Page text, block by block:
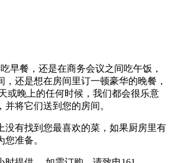
早餐，还是在商务会议之间吃午饭，
，还是想在房间里订一顿豪华的晚餐，
或晚上的任何时候，我们都会很乐意
将它们送到您的房间。
没有找到您最喜欢的菜，如果厨房里有
准备。